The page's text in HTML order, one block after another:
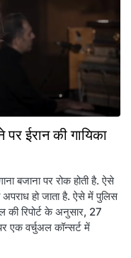
पर ईरान की गायिका
बजाना पर रोक होती है. ऐसे
अपराध हो जाता है. ऐसे में पुलिस
की रिपोर्ट के अनुसार, 27
पर एक वर्चुअल कॉन्सर्ट में